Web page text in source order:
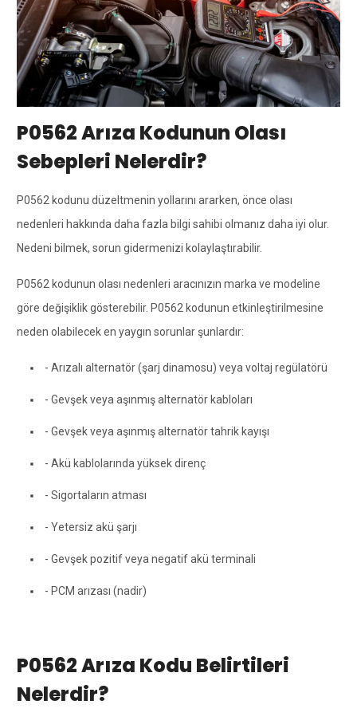
P0562 Arıza Kodunun Olası
Sebepleri Nelerdir?
P0562 kodunu düzeltmenin yollarını ararken, önce olası
nedenleri hakkında daha fazla bilgi sahibi olmanız daha iyi olur.
Nedeni bilmek, sorun gidermenizi kolaylaştırabilir.
P0562 kodunun olası nedenleri aracınızın marka ve modeline
göre değişiklik gösterebilir. P0562 kodunun etkinleştirilmesine
neden olabilecek en yaygın sorunlar şunlardır:
- Arızalı alternatör (şarj dinamosu) veya voltaj regülatörü
- Gevşek veya aşınmış alternatör kabloları
- Gevşek veya aşınmış alternatör tahrik kayışı
- Akü kablolarında yüksek direnç
- Sigortaların atması
- Yetersiz akü şarjı
- Gevşek pozitif veya negatif akü terminali
- PCM arızası (nadir)
P0562 Arıza Kodu Belirtileri
Nelerdir?